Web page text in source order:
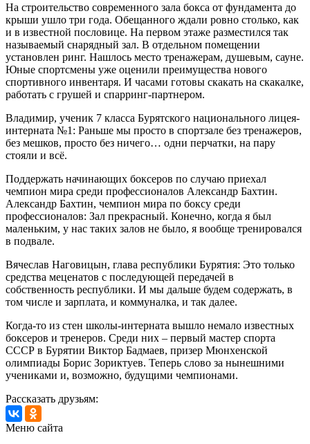
На строительство современного зала бокса от фундамента до
крыши ушло три года. Обещанного ждали ровно столько, как
и в известной пословице. На первом этаже разместился так
называемый снарядный зал. В отдельном помещении
установлен ринг. Нашлось место тренажерам, душевым, сауне.
Юные спортсмены уже оценили преимущества нового
спортивного инвентаря. И часами готовы скакать на скакалке,
работать с грушей и спарринг-партнером.
Владимир, ученик 7 класса Бурятского национального лицея-
интерната №1: Раньше мы просто в спортзале без тренажеров,
без мешков, просто без ничего… одни перчатки, на пару
стояли и всё.
Поддержать начинающих боксеров по случаю приехал
чемпион мира среди профессионалов Александр Бахтин.
Александр Бахтин, чемпион мира по боксу среди
профессионалов: Зал прекрасный. Конечно, когда я был
маленьким, у нас таких залов не было, я вообще тренировался
в подвале.
Вячеслав Наговицын, глава республики Бурятия: Это только
средства меценатов с последующей передачей в
собственность республики. И мы дальше будем содержать, в
том числе и зарплата, и коммуналка, и так далее.
Когда-то из стен школы-интерната вышло немало известных
боксеров и тренеров. Среди них – первый мастер спорта
СССР в Бурятии Виктор Бадмаев, призер Мюнхенской
олимпиады Борис Зориктуев. Теперь слово за нынешними
учениками и, возможно, будущими чемпионами.
Рассказать друзьям:
Меню сайта